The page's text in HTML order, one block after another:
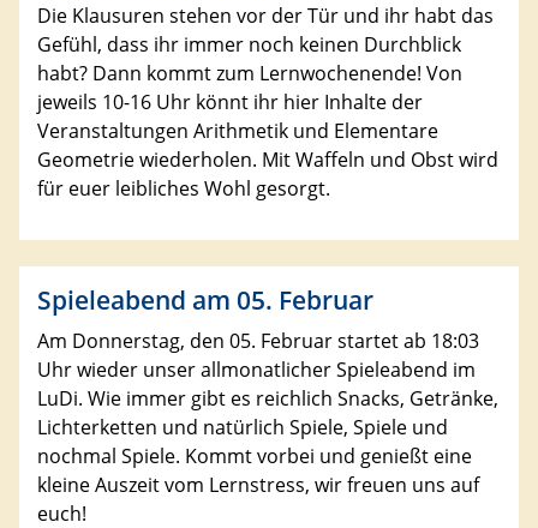
Die Klausuren stehen vor der Tür und ihr habt das
Gefühl, dass ihr immer noch keinen Durchblick
habt? Dann kommt zum Lernwochenende! Von
jeweils 10-16 Uhr könnt ihr hier Inhalte der
Veranstaltungen Arithmetik und Elementare
Geometrie wiederholen. Mit Waffeln und Obst wird
für euer leibliches Wohl gesorgt.
Spieleabend am 05. Februar
Am Donnerstag, den 05. Februar startet ab 18:03
Uhr wieder unser allmonatlicher Spieleabend im
LuDi. Wie immer gibt es reichlich Snacks, Getränke,
Lichterketten und natürlich Spiele, Spiele und
nochmal Spiele. Kommt vorbei und genießt eine
kleine Auszeit vom Lernstress, wir freuen uns auf
euch!